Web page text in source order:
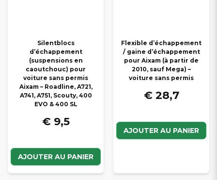
Silentblocs
d’échappement
(suspensions en
caoutchouc) pour
voiture sans permis
Aixam – Roadline, A721,
A741, A751, Scouty, 400
EVO & 400 SL
€ 9,5
AJOUTER AU PANIER
Flexible d’échappement
/ gaine d’échappement
pour Aixam (à partir de
2010, sauf Mega) –
voiture sans permis
€ 28,7
AJOUTER AU PANIER